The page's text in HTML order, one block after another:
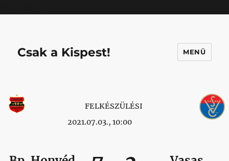
Csak a Kispest! MENÜ
FELKÉSZÜLÉSI
2021.07.03., 10:00